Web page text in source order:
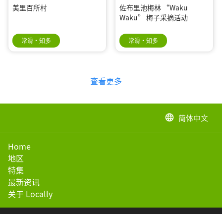
美里百所村
常滑・知多
佐布里池梅林 “Waku
Waku” 梅子采摘活动
常滑・知多
查看更多
language 简体中文
Home
地区
特集
最新资讯
关于 Locally